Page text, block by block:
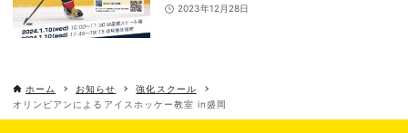
2023年12月28日
ホーム お知らせ
強化スクール
オリンピアンによるアイスホッケー教室 in盛岡